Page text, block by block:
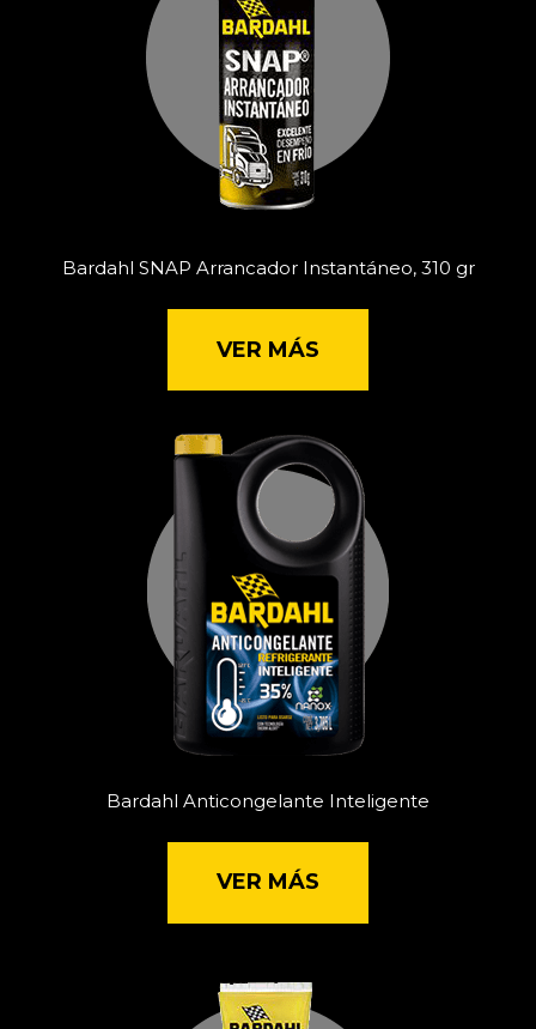
Bardahl SNAP Arrancador Instantáneo, 310 gr
VER MÁS
Bardahl Anticongelante Inteligente
VER MÁS